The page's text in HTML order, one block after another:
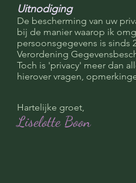
Uitnodiging
De bescherming van uw
bij de manier waarop ik
persoonsgegevens is sinds
Verordening
Toch is 'privacy' meer dan
hierover vragen,
Hartelijke groet,
Liselotte Boon